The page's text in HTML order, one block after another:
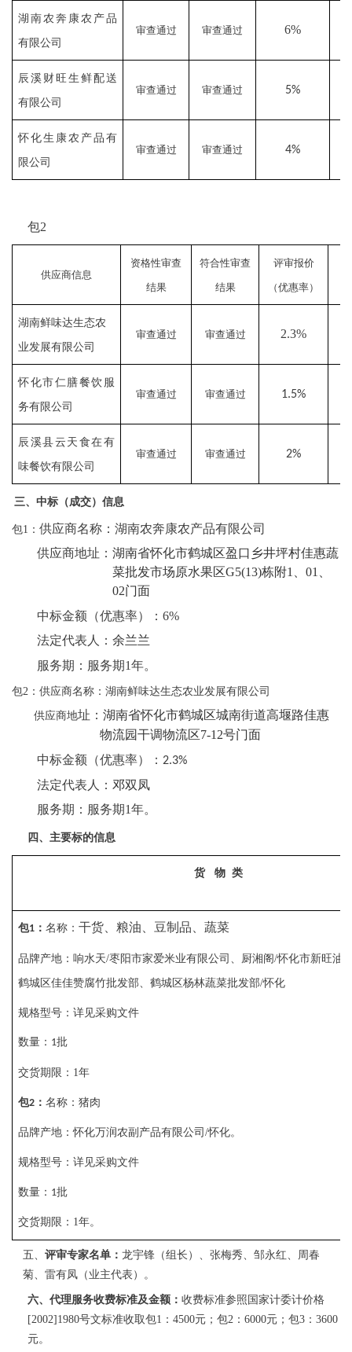
湖南农奔康农产品
有限公司
审查通过 审查通过 6%
辰溪财旺生鲜配送
有限公司
审查通过 审查通过 5%
怀化生康农产品有
限公司
审查通过 审查通过 4%
包2
供应商信息
资格性审查
结果
符合性审查
结果
评审报价
（优惠率）
湖南鲜味达生态农
业发展有限公司
审查通过 审查通过 2.3%
怀化市仁膳餐饮服
务有限公司
审查通过 审查通过 1.5%
辰溪县云天食在有
味餐饮有限公司
审查通过 审查通过 2%
三、中标（成交）信息
包1： 供应商名称： 湖南农奔康农产品有限公司
供应商地址： 湖南省怀化市鹤城区盈口乡井坪村佳惠蔬
菜批发市场原水果区G5(13)栋附1、01、
02门面
中标金额（优惠率）： 6%
法定代表人： 余兰兰
服务期： 服务期1年。
包2：供应商名称： 湖南鲜味达生态农业发展有限公司
供应商地址： 湖南省怀化市鹤城区城南街道高堰路佳惠
物流园干调物流区7-12号门面
中标金额（优惠率）： 2.3%
法定代表人： 邓双凤
服务期： 服务期1年。
四、主要标的信息
货物 类
包1 ：名称：干货、粮油、豆制品、蔬菜
品牌产地：响水天/枣阳市家爱米业有限公司、厨湘阁/怀化市新旺油
鹤城区佳佳赞腐竹批发部、鹤城区杨林蔬菜批发部/怀化
规格型号：详见采购文件
数量： 1批
交货期限： 1年
包2 ：名称：猪肉
品牌产地：怀化万润农副产品有限公司/怀化。
规格型号：详见采购文件
数量： 1批
交货期限： 1年。
五、 评审专家名单： 龙宇锋（组长）、张梅秀、邹永红、周春
菊、雷有凤（业主代表）。
六、代理服务收费标准及金额： 收费标准参照国家计委计价格
[2002]1980号文标准收取包1： 4500元；包2： 6000元；包3： 3600
元。